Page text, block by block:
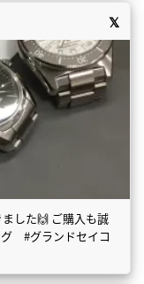
した🙌 ご購入も誠
グ #グランドセイコ